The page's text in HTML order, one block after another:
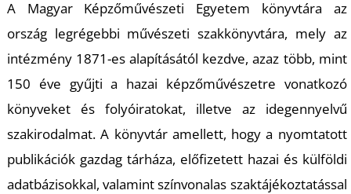
A Magyar Képzőművészeti Egyetem könyvtára az
ország legrégebbi művészeti szakkönyvtára, mely az
intézmény 1871-es alapításától kezdve, azaz több, mint
150 éve gyűjti a hazai képzőművészetre vonatkozó
könyveket ésfolyóiratokat, illetve az idegennyelvű
szakirodalmat.A könyvtár amellett, hogy a nyomtatott
publikációk gazdag tárháza, előfizetett hazai és külföldi
adatbázisokkal, valamint színvonalas szaktájékoztatással